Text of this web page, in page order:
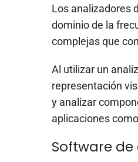
Los analizadores
dominio de la
complejas que
Al utilizar un
representación
y analizar
aplicaciones
Software